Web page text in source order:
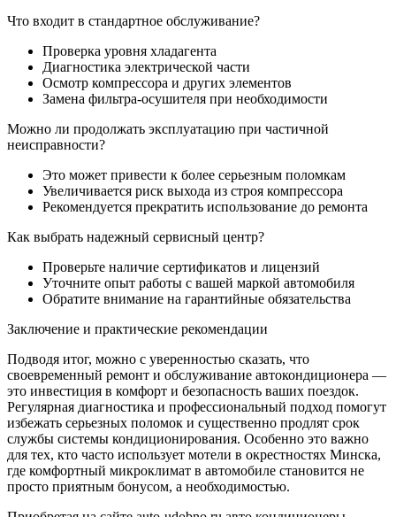
Что входит в стандартное обслуживание?
Проверка уровня хладагента
Диагностика электрической части
Осмотр компрессора и других элементов
Замена фильтра-осушителя при необходимости
Можно ли продолжать эксплуатацию при частичной
неисправности?
Это может привести к более серьезным поломкам
Увеличивается риск выхода из строя компрессора
Рекомендуется прекратить использование до ремонта
Как выбрать надежный сервисный центр?
Проверьте наличие сертификатов и лицензий
Уточните опыт работы с вашей маркой автомобиля
Обратите внимание на гарантийные обязательства
Заключение и практические рекомендации
Подводя итог, можно с уверенностью сказать, что
своевременный ремонт и обслуживание автокондиционера —
это инвестиция в комфорт и безопасность ваших поездок.
Регулярная диагностика и профессиональный подход помогут
избежать серьезных поломок и существенно продлят срок
службы системы кондиционирования. Особенно это важно
для тех, кто часто использует мотели в окрестностях Минска,
где комфортный микроклимат в автомобиле становится не
просто приятным бонусом, а необходимостью.